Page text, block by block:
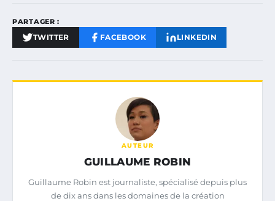
PARTAGER :
TWITTER FACEBOOK LINKEDIN
AUTEUR
GUILLAUME ROBIN
Guillaume Robin est journaliste, spécialisé depuis plus
de dix ans dans les domaines de la création